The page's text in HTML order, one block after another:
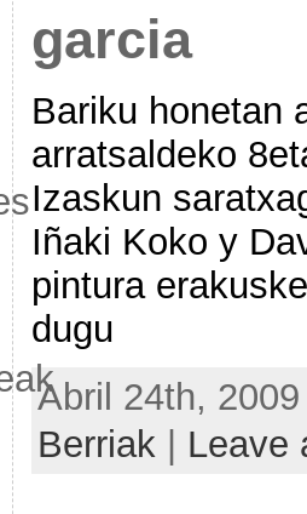
garcia
Bariku honetan
arratsaldeko
Izaskun
Iñaki Koko y
pintura
dugu
Abril 24th,
Berriak| Leave